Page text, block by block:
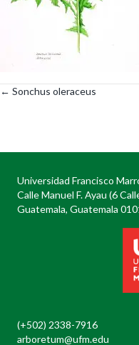
Posts
← Sonchus oleraceus
Universidad Francisco
Calle Manuel F. Ayau (6
Guatemala, Guatemala
(+502) 2338-7916
arboretum@ufm.edu